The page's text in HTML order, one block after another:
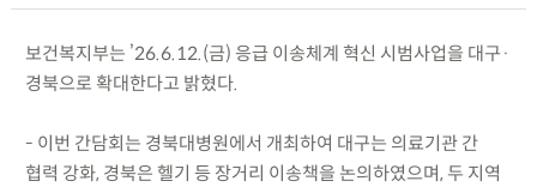
보건복지부는 ’26.6.12.(금) 응급 이송체계 혁신 시범사업을 대구·
경북으로 확대한다고 밝혔다.
- 이번 간담회는 경북대병원에서 개최하여 대구는 의료기관 간
협력 강화, 경북은 헬기 등 장거리 이송책을 논의하였으며, 두 지역